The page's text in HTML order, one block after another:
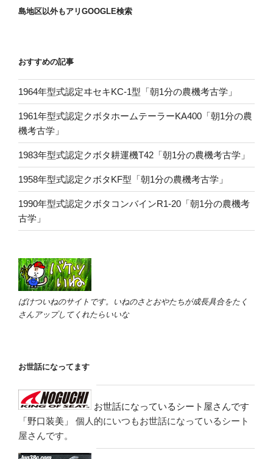
島地区以外もアリGOOGLE検索
おすすめの記事
1964年型式認定ヰセキKC-1型「朝1分の農機考古学」
1961年型式認定クボタホームテーラーKA400「朝1分の農
機考古学」
1983年型式認定クボタ耕運機T42「朝1分の農機考古学」
1958年型式認定クボタKF型「朝1分の農機考古学」
1990年型式認定クボタコンバインR1-20「朝1分の農機考
古学」
ばけついねのサイトです。いねのさとおやたちが成長具合をたく
さんアップしてくれたらいいな
お世話になってます
お世話になっているシート屋さんです
「野口装美」
個人的にいつもお世話になっているシート
屋さんです。